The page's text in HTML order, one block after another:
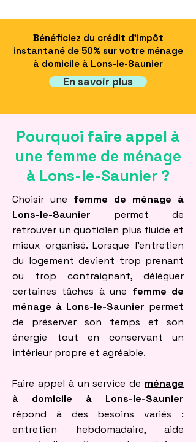
Bénéficiez du crédit d'impôt
instantané de 50% sur votre ménage
à domicile à Lons-le-Saunier
En savoir plus
Pourquoi faire appel à
une femme de ménage
à Lons-le-Saunier ?
Choisir une femme de ménage à
Lons-le-Saunier permet de
retrouver un quotidien plus fluide et
mieux organisé. Lorsque l’entretien
du logement devient trop prenant
ou trop contraignant, déléguer
certaines tâches à une femme de
ménage à Lons-le-Saunier permet
de préserver son temps et son
énergie tout en conservant un
intérieur propre et agréable.
Faire appel à un service de ménage
à domicile à Lons-le-Saunier
répond à des besoins variés :
entretien hebdomadaire, aide